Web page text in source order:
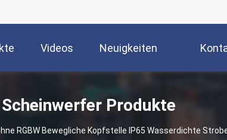
Videos Neuigkeiten
Produkte
RGBW Bewegliche Kopfstelle IP65 Wasserdichte